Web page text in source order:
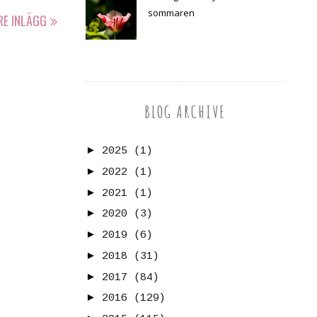
INLÄGG
sommaren
BLOG ARCHIVE
► 2025
(1)
► 2022
(1)
► 2021
(1)
► 2020
(3)
► 2019
(6)
► 2018
(31)
► 2017
(84)
► 2016
(129)